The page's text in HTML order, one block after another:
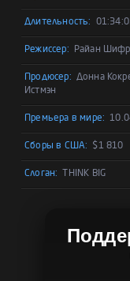
Длительность:
Режиссер: Райан
Продюсер: Донна
Истмэн
Премьера в мире:
Сборы в США: $1 810
Слоган: THINK BIG